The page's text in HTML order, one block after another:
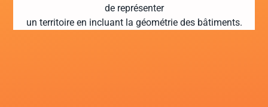
de représenter
un territoire en incluant la géométrie des bâtiments.